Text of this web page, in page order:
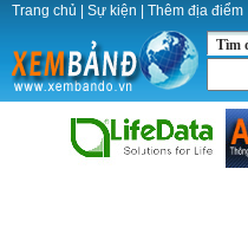
Trang chủ Sự kiện Thêm địa điểm
Tìm